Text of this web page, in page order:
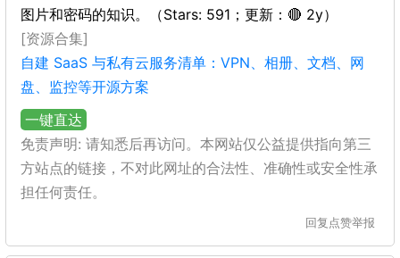
图片和密码的知识。（Stars: 591；更新：🔴 2y）
[资源合集]
自建 SaaS 与私有云服务清单：VPN、相册、文档、网
盘、监控等开源方案
一键直达
免责声明: 请知悉后再访问。本网站仅公益提供指向第三
方站点的链接，不对此网址的合法性、准确性或安全性承
担任何责任。
回复 点赞举报